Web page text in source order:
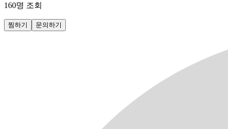
160명 조회
찜하기 문의하기